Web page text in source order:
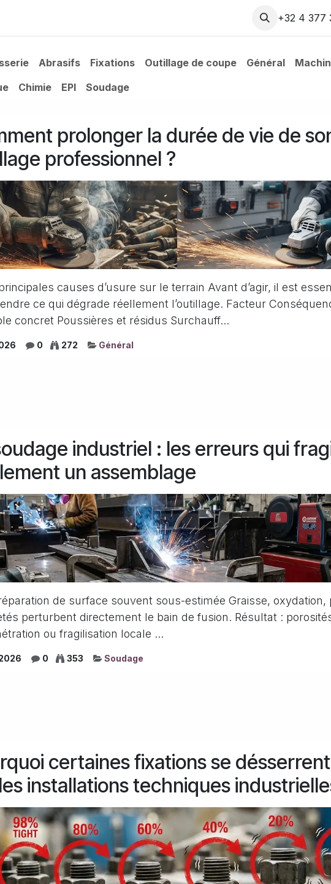
+32 4 377
Abrasifs Fixations Outillage de coupe Général
Chimie EPI Soudage
prolonger la durée de vie de
professionnel ?
causes d’usure sur le terrain Avant d’agir, il est
ce qui dégrade réellement l’outillage. Facteur
concret Poussières et résidus Surchauff...
0 272 Général
industriel : les erreurs qui
un assemblage
de surface souvent sous-estimée Graisse, oxydation,
perturbent directement le bain de fusion. Résultat :
ou fragilisation locale ...
0 353 Soudage
certaines fixations se
installations techniques